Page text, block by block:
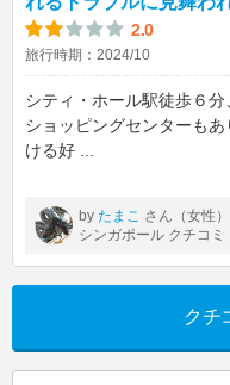
2.0
旅行時期：2024/10
シティ・ホール駅徒歩６
ショッピングセンターも
ける好
by たまこ さん（女性）
シンガポール クチコミ
クチ